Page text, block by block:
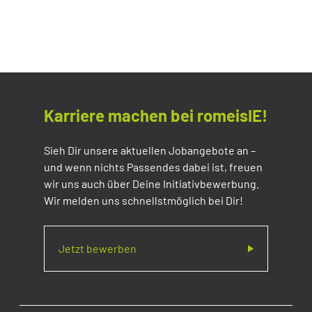
Karriere machen bei romeisIE!
Sieh Dir unsere aktuellen Jobangebote an –
und wenn nichts Passendes dabei ist, freuen
wir uns auch über Deine Initiativbewerbung.
Wir melden uns schnellstmöglich bei Dir!
Jetzt bewerben